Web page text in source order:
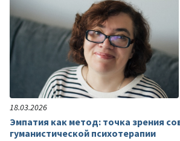
18.03.2026
Эмпатия как метод: точка зрения
гуманистической психотерапии